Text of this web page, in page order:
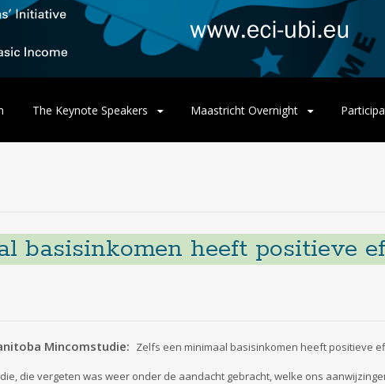
The Keynote Speakers Maastricht Overnight
basisinkomen heeft positieve
Mincomstudie: Zelfs een minimaal basisinkomen heeft positieve
die vergeten was weer onder de aandacht gebracht, welke ons